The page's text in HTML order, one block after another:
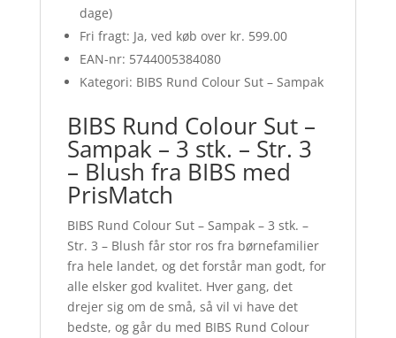
dage)
Fri fragt: Ja, ved køb over kr. 599.00
EAN-nr: 5744005384080
Kategori: BIBS Rund Colour Sut – Sampak
BIBS Rund Colour Sut –
Sampak – 3 stk. – Str. 3
– Blush fra BIBS med
PrisMatch
BIBS Rund Colour Sut – Sampak – 3 stk. –
Str. 3 – Blush får stor ros fra børnefamilier
fra hele landet, og det forstår man godt, for
alle elsker god kvalitet. Hver gang, det
drejer sig om de små, så vil vi have det
bedste, og går du med BIBS Rund Colour